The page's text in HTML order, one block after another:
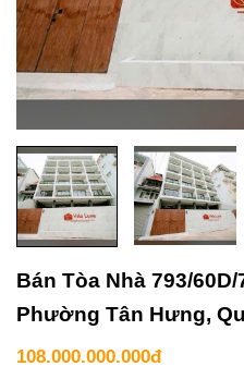
Bán Tòa Nhà 793/
Phường Tân Hưng,
108.000.000.000đ